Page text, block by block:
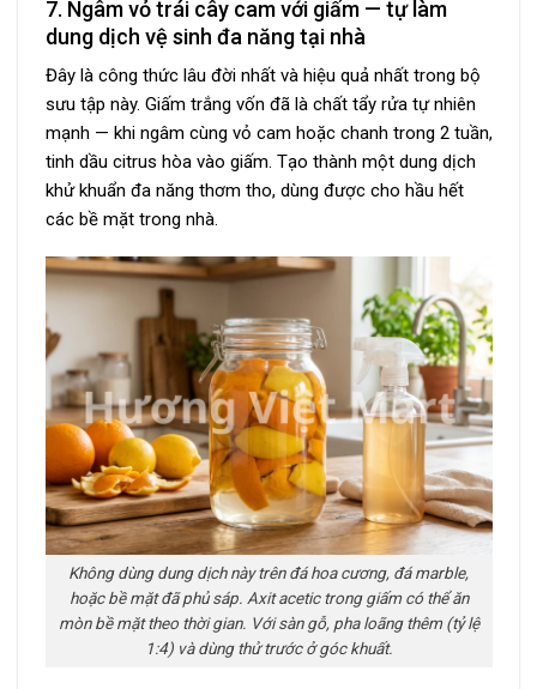
7. Ngâm vỏ trái cây cam với giấm — tự làm
dung dịch vệ sinh đa năng tại nhà
Đây là công thức lâu đời nhất và hiệu quả nhất trong bộ
sưu tập này. Giấm trắng vốn đã là chất tẩy rửa tự nhiên
mạnh — khi ngâm cùng vỏ cam hoặc chanh trong 2 tuần,
tinh dầu citrus hòa vào giấm. Tạo thành một dung dịch
khử khuẩn đa năng thơm tho, dùng được cho hầu hết
các bề mặt trong nhà.
Không dùng dung dịch này trên đá hoa cương, đá marble,
hoặc bề mặt đã phủ sáp. Axit acetic trong giấm có thể ăn
mòn bề mặt theo thời gian. Với sàn gỗ, pha loãng thêm (tỷ lệ
1:4) và dùng thử trước ở góc khuất.